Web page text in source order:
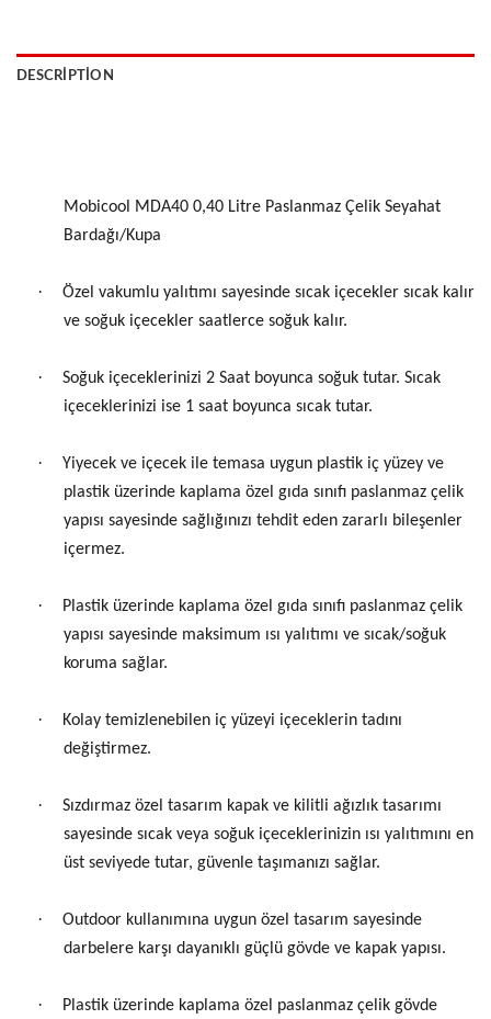
DESCRIPTION
Mobicool MDA40 0,40 Litre Paslanmaz Çelik Seyahat
Bardağı/Kupa
·
Özel vakumlu yalıtımı sayesinde sıcak içecekler sıcak kalır
ve soğuk içecekler saatlerce soğuk kalır.
·
Soğuk içeceklerinizi 2 Saat boyunca soğuk tutar. Sıcak
içeceklerinizi ise 1 saat boyunca sıcak tutar.
·
Yiyecek ve içecek ile temasa uygun plastik iç yüzey ve
plastik üzerinde kaplama özel gıda sınıfı paslanmaz çelik
yapısı sayesinde sağlığınızı tehdit eden zararlı bileşenler
içermez.
·
Plastik üzerinde kaplama özel gıda sınıfı paslanmaz çelik
yapısı sayesinde maksimum ısı yalıtımı ve sıcak/soğuk
koruma sağlar.
·
Kolay temizlenebilen iç yüzeyi içeceklerin tadını
değiştirmez.
·
Sızdırmaz özel tasarım kapak ve kilitli ağızlık tasarımı
sayesinde sıcak veya soğuk içeceklerinizin ısı yalıtımını en
üst seviyede tutar, güvenle taşımanızı sağlar.
·
Outdoor kullanımına uygun özel tasarım sayesinde
darbelere karşı dayanıklı güçlü gövde ve kapak yapısı.
· Plastik üzerinde kaplama özel paslanmaz çelik gövde